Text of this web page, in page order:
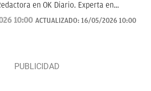
en OK Diario. Experta en
mascotas, consumo y Lotería de
10:00 ACTUALIZADO: 16/05/2026 10:00